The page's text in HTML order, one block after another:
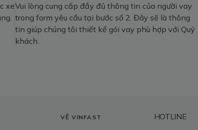
xeVui lòng cung cấp đầy đủ thông tin của người vay
trong form yêu cầu tại bước số 2. Đây sẽ là thông
tin giúp chúng tôi thiết kế gói vay phù hợp với Quý
khách.
VỀ VINFAST HOTLINE